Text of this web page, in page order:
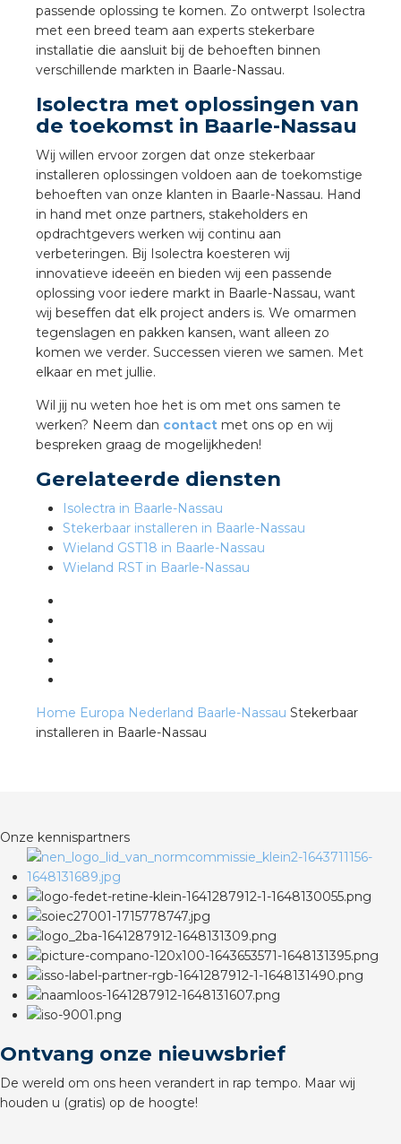
passende oplossing te komen. Zo ontwerpt Isolectra
met een breed team aan experts stekerbare
installatie die aansluit bij de behoeften binnen
verschillende markten in Baarle-Nassau.
Isolectra met oplossingen van
de toekomst in Baarle-Nassau
Wij willen ervoor zorgen dat onze stekerbaar
installeren oplossingen voldoen aan de toekomstige
behoeften van onze klanten in Baarle-Nassau. Hand
in hand met onze partners, stakeholders en
opdrachtgevers werken wij continu aan
verbeteringen. Bij Isolectra koesteren wij
innovatieve ideeën en bieden wij een passende
oplossing voor iedere markt in Baarle-Nassau, want
wij beseffen dat elk project anders is. We omarmen
tegenslagen en pakken kansen, want alleen zo
komen we verder. Successen vieren we samen. Met
elkaar en met jullie.
Wil jij nu weten hoe het is om met ons samen te
werken? Neem dan contact met ons op en wij
bespreken graag de mogelijkheden!
Gerelateerde diensten
Isolectra in Baarle-Nassau
Stekerbaar installeren in Baarle-Nassau
Wieland GST18 in Baarle-Nassau
Wieland RST in Baarle-Nassau
Home Europa Nederland Baarle-Nassau Stekerbaar
installeren in Baarle-Nassau
Onze kennispartners
Ontvang onze nieuwsbrief
De wereld om ons heen verandert in rap tempo. Maar wij
houden u (gratis) op de hoogte!
RST®
Academy
waarde